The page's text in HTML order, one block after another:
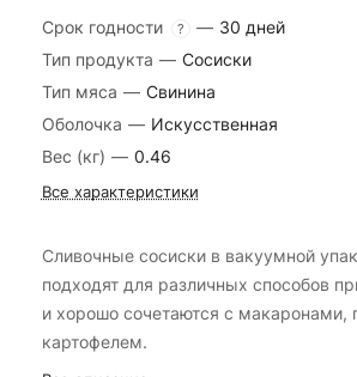
Срок годности ? — 30 дней
Тип продукта — Сосиски
Тип мяса — Свинина
Оболочка — Искусственная
Вес (кг) — 0.46
Все характеристики
Сливочные сосиски в вакуумной
подходят для различных способов
и хорошо сочетаются с макаронами,
картофелем.